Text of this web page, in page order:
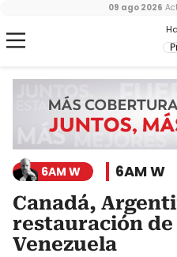
09 ago 2026
6AM W 6AM W
Canadá,
restauración
Venezuela